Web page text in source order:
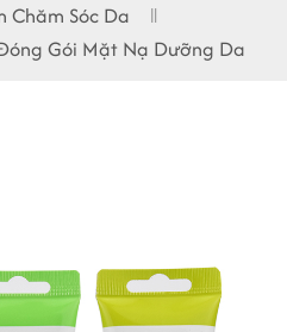
의
Chăm Sóc Da
Gói Mặt Nạ Dưỡng Da